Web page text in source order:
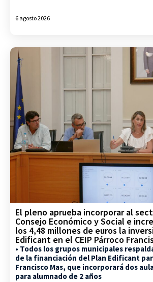
6 agosto 2026
El pleno aprueba incorporar al
Consejo Económico y Social e
los 4,48 millones de euros la
Edificant en el CEIP Párroco
• Todos los grupos municipales
de la financiación del Plan Edificant
Francisco Mas, que incorporará dos
para alumnado de 2 años